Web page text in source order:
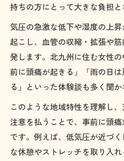
持ちの方にとって大きな負担と
気圧の急激な低下や湿度の上
起こし、血管の収縮・拡張や
発します。北九州に住む女性
前に頭痛が起きる」「雨の日
る」といった体験談も多く聞か
このような地域特性を理解し
注意を払うことで、事前に頭
です。例えば、低気圧が近づ
な休憩やストレッチを取り入れ